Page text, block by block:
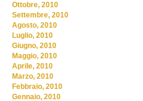
Ottobre, 2010
Settembre, 2010
Agosto, 2010
Luglio, 2010
Giugno, 2010
Maggio, 2010
Aprile, 2010
Marzo, 2010
Febbraio, 2010
Gennaio, 2010